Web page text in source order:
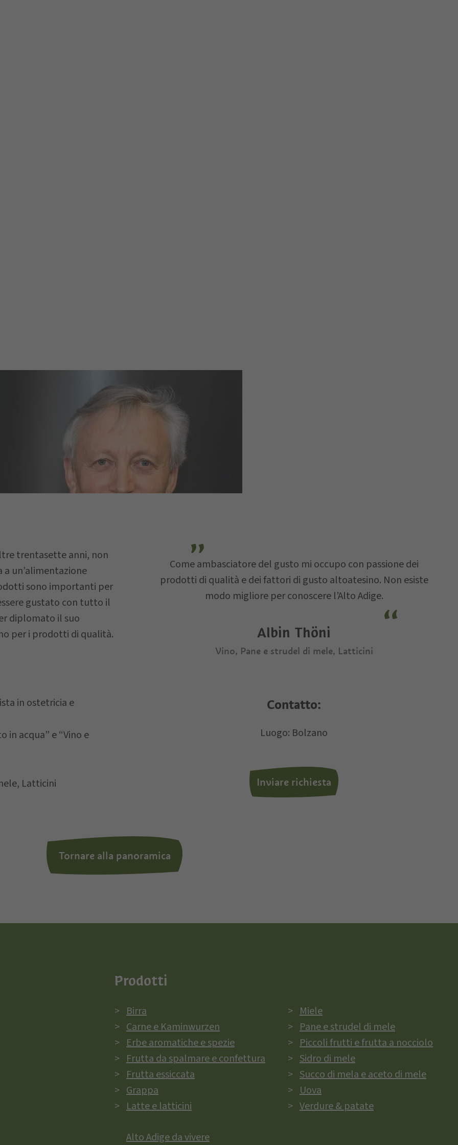
trentasette anni, non
un’alimentazione
sono importanti per
gustato con tutto il
diplomato il suo
per i prodotti di qualità.
Come ambasciatore del gusto mi occupo con passione dei
prodotti di qualità e dei fattori di gusto altoatesino. Non esiste
modo migliore per conoscere l’Alto Adige.
Albin Thöni
Vino, Pane e strudel di mele, Latticini
in ostetricia e
acqua” e “Vino e
Latticini
Contatto:
Luogo: Bolzano
Inviare richiesta
Tornare alla panoramica
Comune
E-mail
privacy policy, autorizzo il Titolare al trattamento dei dati personali.
Prodotti
Birra
Carne e Kaminwurzen
Erbe aromatiche e spezie
Frutta da spalmare e confettura
Frutta essiccata
Grappa
Latte e latticini
Miele
Pane e strudel di mele
Piccoli frutti e frutta a nocciolo
Sidro di mele
Succo di mela e aceto di mele
Uova
Verdure & patate
Alto Adige da vivere